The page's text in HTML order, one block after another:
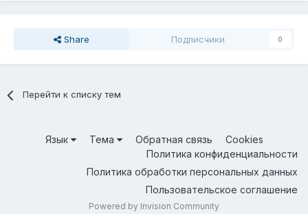
Share Подписчики 0
Перейти к списку тем
Язык Тема Обратная связь
Cookies
Политика конфиденциальности
Политика обработки персональных данных
Пользовательское соглашение
Powered by Invision Community